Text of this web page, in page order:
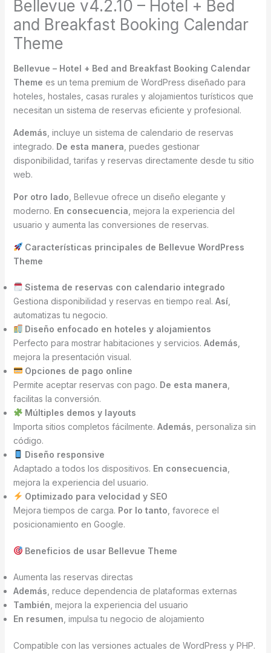
Bellevue v4.2.10 – Hotel + Bed
and Breakfast Booking Calendar
Theme
Bellevue – Hotel + Bed and Breakfast Booking Calendar
Theme es un tema premium de WordPress diseñado para
hoteles, hostales, casas rurales y alojamientos turísticos que
necesitan un sistema de reservas eficiente y profesional.
Además , incluye un sistema de calendario de reservas
integrado. De esta manera , puedes gestionar
disponibilidad, tarifas y reservas directamente desde tu sitio
web.
Por otro lado , Bellevue ofrece un diseño elegante y
moderno. En consecuencia , mejora la experiencia del
usuario y aumenta las conversiones de reservas.
Características principales de Bellevue WordPress
Theme
Sistema de reservas con calendario integrado
Gestiona disponibilidad y reservas en tiempo real. Así,
automatizas tu negocio.
Diseño enfocado en hoteles y alojamientos
Perfecto para mostrar habitaciones y servicios. Además
mejora la presentación visual.
Opciones de pago online
Permite aceptar reservas con pago. De esta manera
facilitas la conversión.
Múltiples demos y layouts
Importa sitios completos fácilmente. Además , personaliza sin
código.
Diseño responsive
Adaptado a todos los dispositivos. En consecuencia
mejora la experiencia del usuario.
Optimizado para velocidad y SEO
Mejora tiempos de carga. Por lo tanto , favorece el
posicionamiento en Google.
Beneficios de usar Bellevue Theme
Aumenta las reservas directas
Además , reduce dependencia de plataformas externas
También , mejora la experiencia del usuario
En resumen , impulsa tu negocio de alojamiento
Compatible con las versiones actuales de WordPress y PHP.